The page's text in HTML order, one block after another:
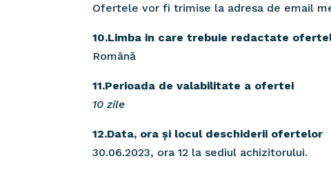
Ofertele vor fi trimise la adresa de email
10.Limba in care trebuie redactate
Română
11.Perioada de valabilitate a ofertei
10 zile
12.Data, ora și locul deschiderii ofertelor
30.06.2023, ora 12 la sediul achizitorului.